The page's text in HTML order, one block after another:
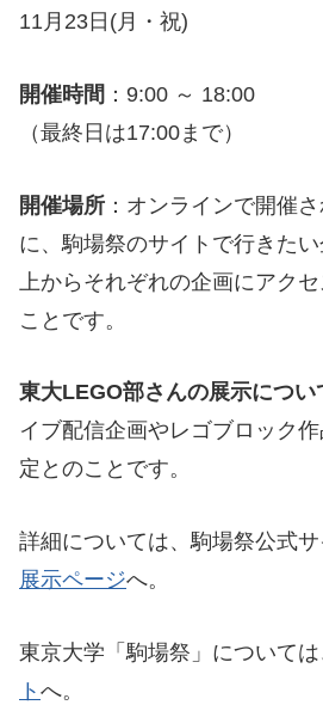
11月23日(月・祝)
開催時間 ：9:00 ～ 18:00
（最終日は17:00まで）
開催場所 ：オンラインで開催
に、駒場祭のサイトで行きた
上からそれぞれの企画にアク
ことです。
東大LEGO部さんの展示につい
イブ配信企画やレゴブロック
定とのことです。
詳細については、駒場祭公式
展示ページへ。
東京大学「駒場祭」について
ト へ。